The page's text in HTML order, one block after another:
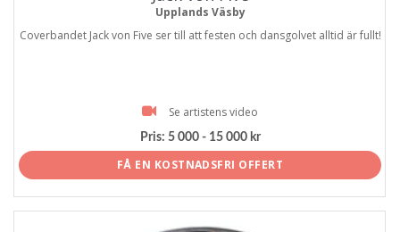
Upplands Väsby
Coverbandet Jack von Five ser till att festen och dansgolvet alltid är fullt!
Se artistens video
Pris: 5 000 - 15 000 kr
FÅ EN KOSTNADSFRI OFFERT